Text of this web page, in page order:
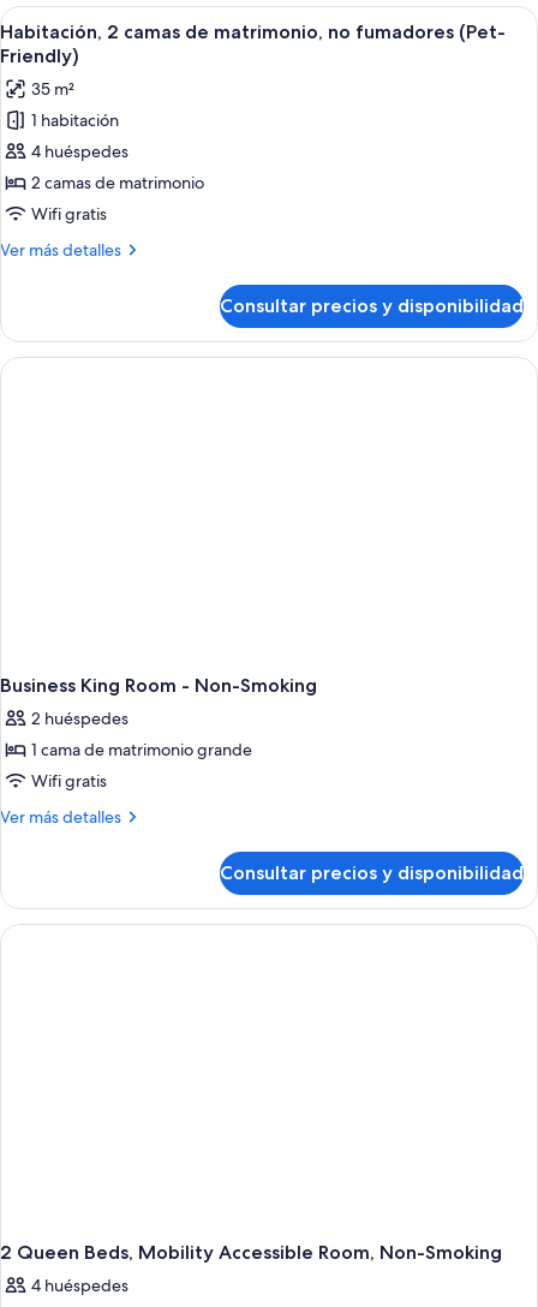
(Pet-
Friendly)
cama
de
matrimonio
no
fumadores
(Pet-
Friendly)
Abrir
todas
las
fotos
de
Habitación,
2
camas
de
fumadores
(Pet-
Friendly)
Habitación de hotel con dos camas,
4
Habitación, 2 camas de matrimonio, no fumadores (Pet-
Friendly)
35 m²
1 habitación
4 huéspedes
2 camas de matrimonio
Wifi gratis
Ver más detalles
Más
2
camas
de
Consultar precios y disponibilidad
Business King Room - Non-Smoking
2 huéspedes
1 cama de matrimonio grande
Wifi gratis
Ver más detalles
Más
King
Room
-
Consultar precios y disponibilidad
2 Queen Beds, Mobility Accessible Room, Non-Smoking
4 huéspedes